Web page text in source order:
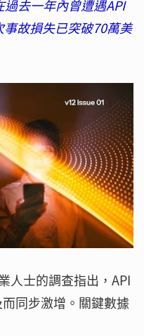
去一年內曾遭遇API
故損失已突破70萬美
人士的調查指出，API
同步激增。關鍵數據